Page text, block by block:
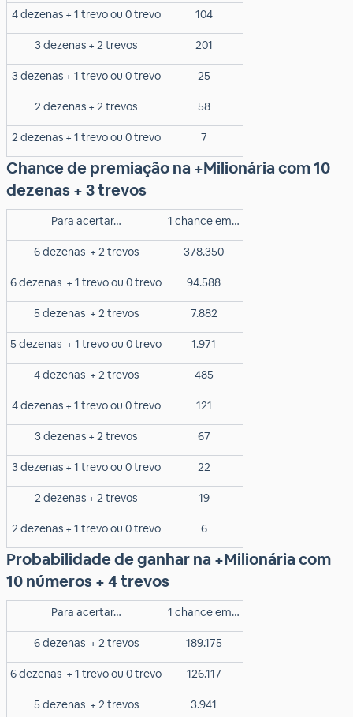
4 dezenas + 1 trevo ou 0 trevo 104
3 dezenas + 2 trevos 201
3 dezenas + 1 trevo ou 0 trevo 25
2 dezenas + 2 trevos 58
2 dezenas + 1 trevo ou 0 trevo 7
Chance de premiaçãona +Milionária com 10
dezenas + 3 trevos
Para acertar… 1 chance em…
6 dezenas + 2 trevos 378.350
6 dezenas + 1 trevo ou 0 trevo 94.588
5 dezenas + 2 trevos 7.882
5 dezenas + 1 trevo ou 0 trevo 1.971
4 dezenas + 2 trevos 485
4 dezenas + 1 trevo ou 0 trevo 121
3 dezenas + 2 trevos 67
3 dezenas + 1 trevo ou 0 trevo 22
2 dezenas + 2 trevos 19
2 dezenas + 1 trevo ou 0 trevo 6
Probabilidade de ganhar na +Milionária com
10 números + 4 trevos
Para acertar… 1 chance em…
6 dezenas + 2 trevos 189.175
6 dezenas + 1 trevo ou 0 trevo 126.117
5 dezenas + 2 trevos 3.941